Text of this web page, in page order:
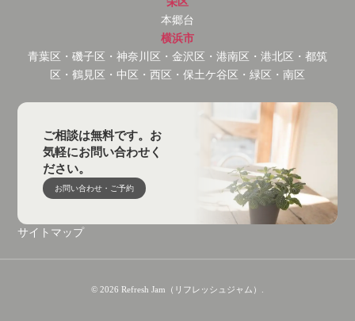
本郷台
横浜市
青葉区・磯子区・神奈川区・金沢区・港南区・港北区・都筑
区・鶴見区・中区・西区・保土ケ谷区・緑区・南区
ご相談は無料です。お
気軽にお問い合わせく
ださい。
お問い合わせ・ご予約
サイトマップ
© 2026 Refresh Jam（リフレッシュジャム）.